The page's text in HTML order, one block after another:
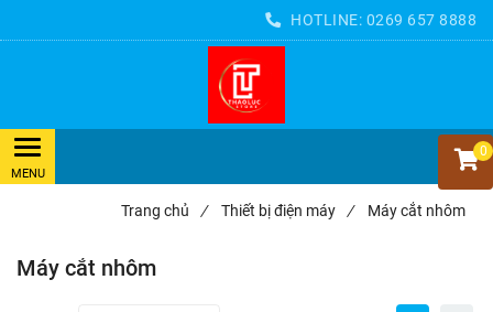
HOTLINE: 0269 657 8888
0
Trang chủ / Thiết bị điện máy / Máy cắt nhôm
Máy cắt nhôm